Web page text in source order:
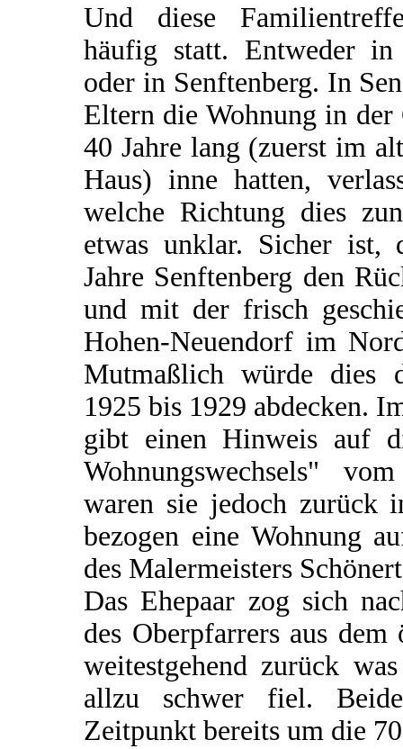
Und diese
häufig statt. Entweder in
oder in Senftenberg. In
Eltern die Wohnung in der
40 Jahre lang (zuerst im
Haus) inne hatten,
welche Richtung dies
etwas unklar. Sicher ist,
Jahre Senftenberg den
und mit der frisch
Hohen-Neuendorf im
Mutmaßlich würde dies
1925 bis 1929 abdecken.
gibt einen Hinweis auf
Wohnungswechsels"
waren sie jedoch zurück
bezogen eine Wohnung
des Malermeisters
Das Ehepaar zog sich
des Oberpfarrers aus
weitestgehend zurück
allzu schwer fiel.
Zeitpunkt bereits um die